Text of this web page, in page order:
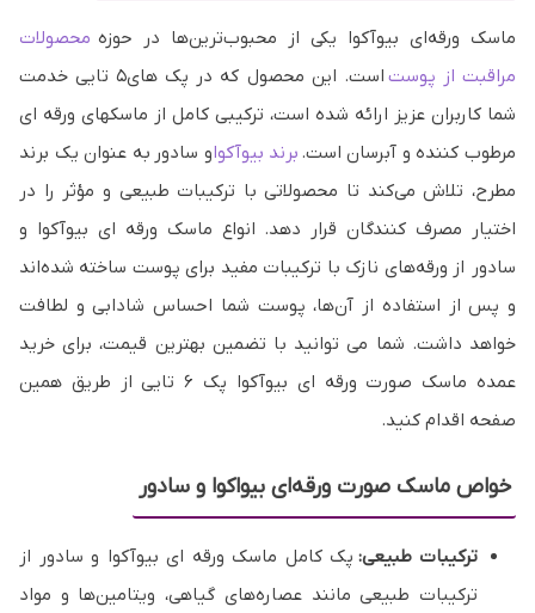
ماسک ورقه‌ای بیوآکوا یکی از محبوب‌ترین‌ها در حوزه محصولات
مراقبت از پوست
است. این محصول که در پک های۵ تایی خدمت
شما کاربران عزیز ارائه شده است، ترکیبی کامل از ماسکهای ورقه ای
مرطوب کننده و آبرسان است. برند بیوآکواو سادور به عنوان یک برند
مطرح، تلاش می‌کند تا محصولاتی با ترکیبات طبیعی و مؤثر را در
اختیار مصرف کنندگان قرار دهد. انواع ماسک ورقه ای بیوآکوا و
سادور از ورقه‌های نازک با ترکیبات مفید برای پوست ساخته شده‌‌اند
و پس از استفاده از آن‌ها، پوست شما احساس شادابی و لطافت
خواهد داشت. شما می توانید با تضمین بهترین قیمت، برای خرید
عمده ماسک صورت ورقه ای بیوآکوا پک ۶ تایی از طریق همین
صفحه اقدام کنید.
خواص ماسک صورت ورقه‌ای بیواکوا و سادور
ترکیبات طبیعی: پک کامل ماسک ورقه ای بیوآکوا و سادور از
ترکیبات طبیعی مانند عصاره‌های گیاهی، ویتامین‌ها و مواد